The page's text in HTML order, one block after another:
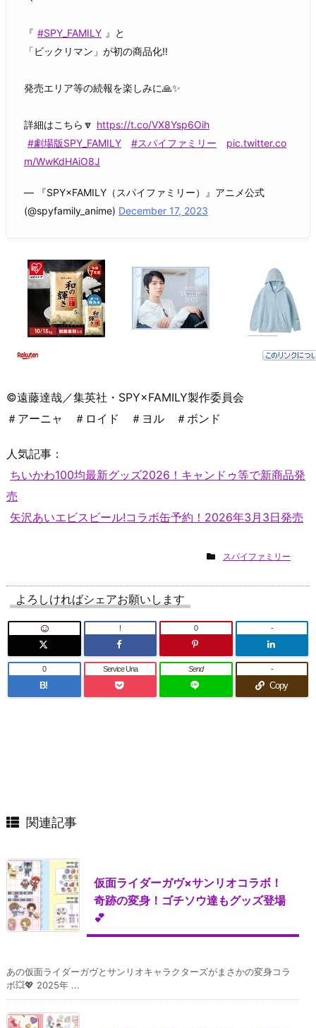
『 #SPY_FAMILY 』と
「ビックリマン」が初の商品化‼️
発売エリア等の続報を楽しみに🙏✨
詳細はこちら🔽 https://t.co/VX8Ysp6Oih
#劇場版SPY_FAMILY
#スパイファミリー
pic.twitter.co
m/WwKdHAiO8J
— 『SPY×FAMILY（スパイファミリー）』アニメ公式
(@spyfamily_anime) December 17, 2023
©遠藤達哉／集英社・SPY×FAMILY製作委員会
＃アーニャ ＃ロイド ＃ヨル ＃ボンド
人気記事：
ちいかわ100均最新グッズ2026！キャンドゥ等で新商品発
売
矢沢あいエビスビール!コラボ缶予約！2026年3月3日発売
スパイファミリー
よろしければシェアお願いします
! 0 -
B!
0 Service Una Send
Copy
-
関連記事
仮面ライダーガヴ×サンリオコラボ！
奇跡の変身！ゴチソウ達もグッズ登場
💕
あの仮面ライダーガヴとサンリオキャラクターズがまさかの変身コラ
ボ💥💖 2025年 ...